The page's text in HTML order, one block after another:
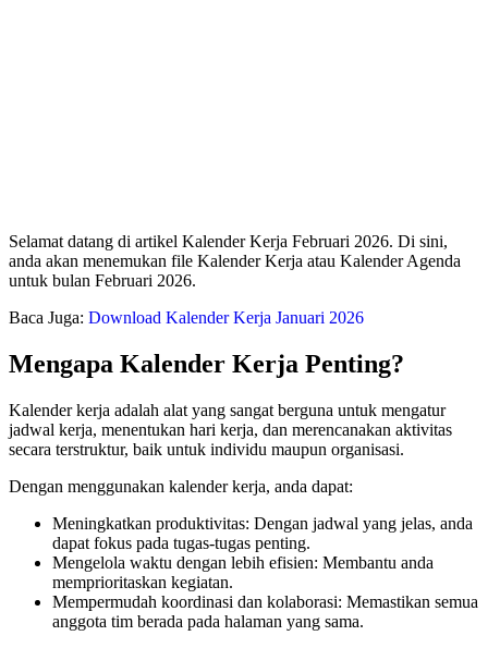
Selamat datang di artikel Kalender Kerja Februari 2026. Di sini,
anda akan menemukan file Kalender Kerja atau Kalender Agenda
untuk bulan Februari 2026.
Baca Juga: Download Kalender Kerja Januari 2026
Mengapa Kalender Kerja Penting?
Kalender kerja adalah alat yang sangat berguna untuk mengatur
jadwal kerja, menentukan hari kerja, dan merencanakan aktivitas
secara terstruktur, baik untuk individu maupun organisasi.
Dengan menggunakan kalender kerja, anda dapat:
Meningkatkan produktivitas: Dengan jadwal yang jelas, anda
dapat fokus pada tugas-tugas penting.
Mengelola waktu dengan lebih efisien: Membantu anda
memprioritaskan kegiatan.
Mempermudah koordinasi dan kolaborasi: Memastikan semua
anggota tim berada pada halaman yang sama.